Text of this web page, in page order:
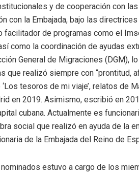
y de cooperación con
con la Embajada, bajo las
facilitador de programas como el
como la coordinación de ayudas
General de Migraciones (DGM),
realizó siempre con “prontitud,
tesoros de mi viaje’, relatos de
en 2019. Asimismo, escribió en
cubana. Actualmente es
social que realizó en ayuda de la
de la Embajada del Reino de
estuvo a cargo de los